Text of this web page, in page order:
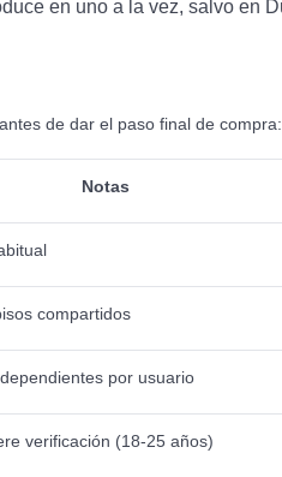
en uno a la vez, salvo en
de dar el paso final de compra:
Notas
compartidos
por usuario
verificación (18-25 años)